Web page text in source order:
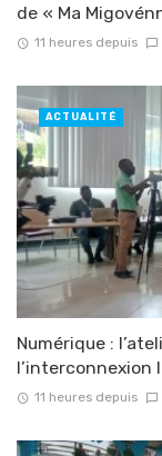
de « Ma
11 heures depuis
Numérique :
l’interconnexion
11 heures depuis
ACTUALITÉ